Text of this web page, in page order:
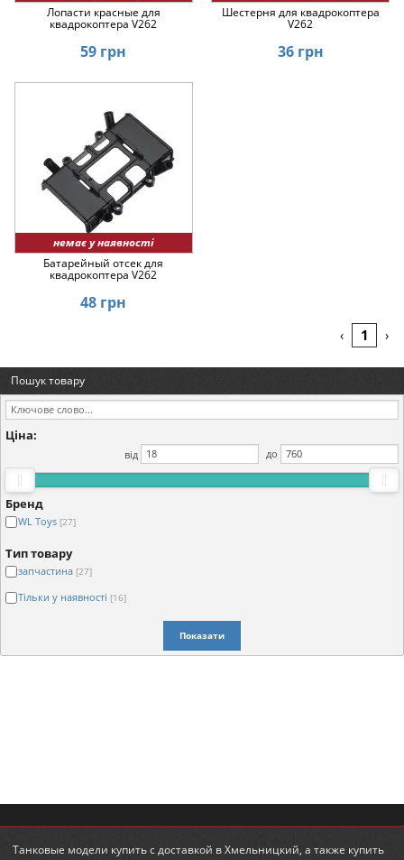
Лопасти красные для
квадрокоптера V262
59 грн
Шестерня для квадрокоптера
V262
36 грн
немає у наявності
Батарейный отсек для
квадрокоптера V262
48 грн
‹ 1 ›
Пошук товару
Ціна:
від до
Бренд
WL Toys [27]
Тип товару
запчастина [27]
Тільки у наявності [16]
Показати
Танковые модели купитьс доставкой в Хмельницкий, а также купить